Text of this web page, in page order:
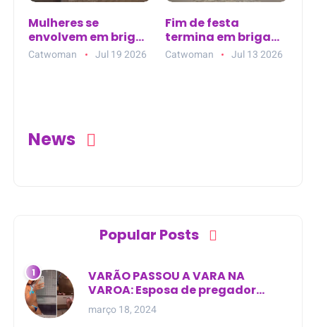
Mulheres se
envolvem em briga
em ponto de ônibus
Catwoman Jul 19 2026
Fim de festa
termina em briga
entre mulheres no
Catwoman Jul 13 2026
News
Popular Posts
VARÃO PASSOU A VARA NA
VAROA: Esposa de pregador
evangélico descobre
relacionamento extra-conjugal
março 18, 2024